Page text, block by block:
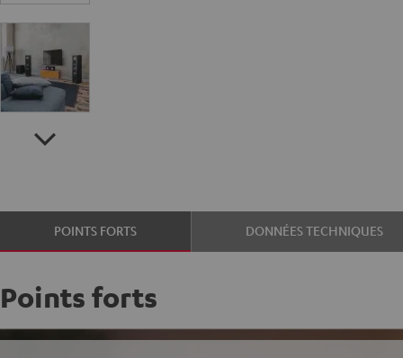
POINTS FORTS DONNÉES TECHNIQUES
Points forts